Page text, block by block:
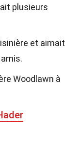
plusieurs
et aimait
Woodlawn à